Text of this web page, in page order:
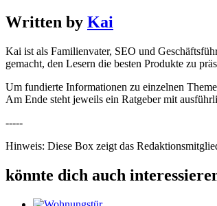
Written by Kai
Kai ist als Familienvater, SEO und
gemacht, den Lesern die besten Produkte zu
Um fundierte Informationen zu einzelnen
Am Ende steht jeweils ein Ratgeber mit
-----
Hinweis: Diese Box zeigt das
könnte dich auch